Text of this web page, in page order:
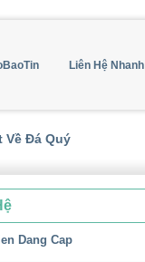
Liên Hệ Nhanh
Về Đá Quý